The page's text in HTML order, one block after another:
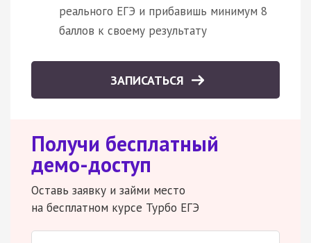
реального ЕГЭ и прибавишь минимум 8
баллов к своему результату
ЗАПИСАТЬСЯ
Получи бесплатный
демо-доступ
Оставь заявку и займи место
на бесплатном курсе Турбо ЕГЭ